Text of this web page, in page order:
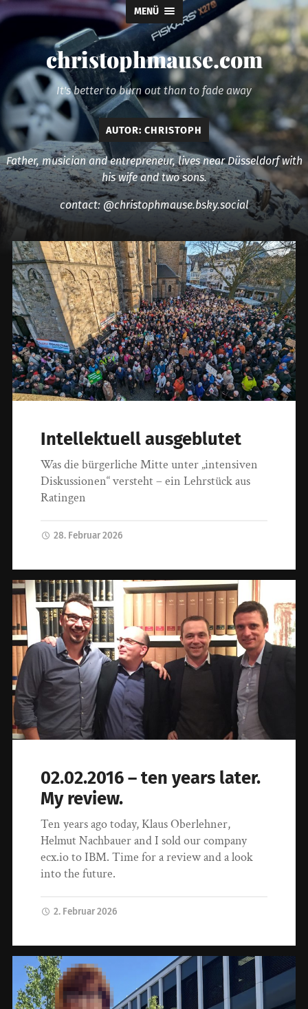
MENÜ
christophmause.com
It's better to burn out than to fade away
AUTOR: CHRISTOPH
Father, musician and entrepreneur, lives near Düsseldorf with
his wife and two sons.
contact: @christophmause.bsky.social
Intellektuell ausgeblutet
Was die bürgerliche Mitte unter „intensiven
Diskussionen“ versteht – ein Lehrstück aus
Ratingen
28. Februar 2026
02.02.2016 – ten years later.
My review.
Ten years ago today, Klaus Oberlehner,
Helmut Nachbauer and I sold our company
ecx.io to IBM. Time for a review and a look
into the future.
2. Februar 2026